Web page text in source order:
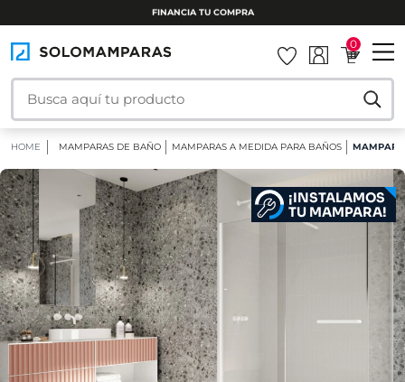
INSTALAMOS TU MAMPARA
0
HOME MAMPARAS DE BAÑO MAMPARAS A MEDIDA PARA BAÑOS MAMPARA
¡INSTALAMOS
TU MAMPARA!